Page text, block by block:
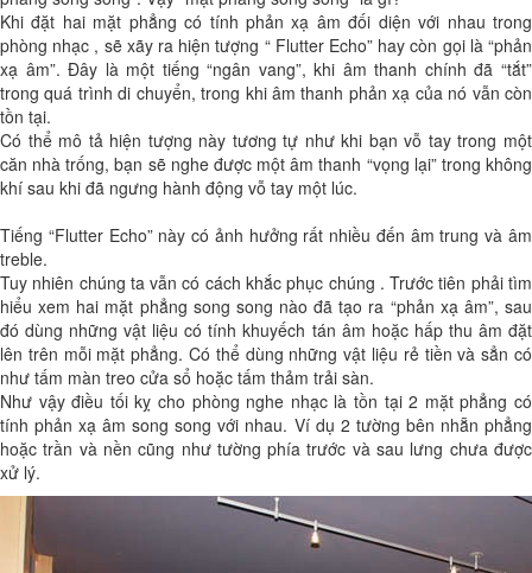
Khi đặt hai mặt phẳng có tính phản xạ âm đối diện với nhau trong
phòng nhạc , sẽ xãy ra hiện tượng “ Flutter Echo” hay còn gọi là “phản
xạ âm”. Đây là một tiếng “ngân vang”, khi âm thanh chính đã “tắt”
trong quá trình di chuyển, trong khi âm thanh phản xạ của nó vẫn còn
tồn tại.
Có thể mô tả hiện tượng này tương tự như khi bạn vỗ tay trong một
căn nhà trống, bạn sẽ nghe được một âm thanh “vọng lại” trong không
khí sau khi đã ngưng hành động vỗ tay một lúc.
Tiếng “Flutter Echo” này có ảnh hưởng rất nhiều đến âm trung và âm
treble.
Tuy nhiên chúng ta vẫn có cách khắc phục chúng . Trước tiên phải tìm
hiểu xem hai mặt phẳng song song nào đã tạo ra “phản xạ âm”, sau
đó dùng những vật liệu có tính khuyếch tán âm hoặc hấp thu âm đặt
lên trên mỗi mặt phẳng. Có thể dùng những vật liệu rẻ tiền và sẳn có
như tấm màn treo cửa sổ hoặc tấm thảm trải sàn.
Như vậy điều tối kỵ cho phòng nghe nhạc là tồn tại 2 mặt phẳng có
tính phản xạ âm song song với nhau. Ví dụ 2 tường bên nhẵn phẳng
hoặc trần và nền cũng như tường phía trước và sau lưng chưa được
xử lý.